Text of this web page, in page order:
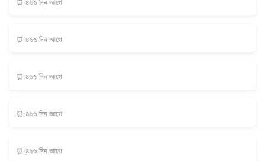
⏰ ৪৮১ দিন আগে
⏰ ৪৮১ দিন আগে
⏰ ৪৮১ দিন আগে
⏰ ৪৮১ দিন আগে
⏰ ৪৮১ দিন আগে